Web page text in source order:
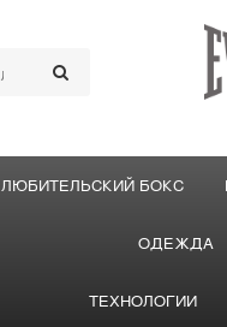
ЛЮБИТЕЛЬСКИЙ БОКС
ОДЕЖДА
ТЕХНОЛОГИИ